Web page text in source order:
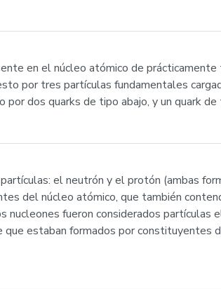
en el núcleo atómico de
por tres partículas fundamentales
dos quarks de tipo abajo, y un quark de
el neutrón y el protón (ambas
del núcleo atómico, que también
nucleones fueron considerados
estaban formados por constituyentes